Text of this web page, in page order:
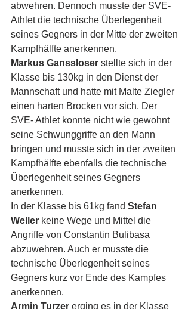
abwehren. Dennoch musste der SVE-
Athlet die technische Überlegenheit
seines Gegners in der Mitte der zweiten
Kampfhälfte anerkennen.
Markus Ganssloser stellte sich in der
Klasse bis 130kg in den Dienst der
Mannschaft und hatte mit Malte Ziegler
einen harten Brocken vor sich. Der
SVE- Athlet konnte nicht wie gewohnt
seine Schwunggriffe an den Mann
bringen und musste sich in der zweiten
Kampfhälfte ebenfalls die technische
Überlegenheit seines Gegners
anerkennen.
In der Klasse bis 61kg fand Stefan
Weller keine Wege und Mittel die
Angriffe von Constantin Bulibasa
abzuwehren. Auch er musste die
technische Überlegenheit seines
Gegners kurz vor Ende des Kampfes
anerkennen.
Armin Turzer erging es in der Klasse